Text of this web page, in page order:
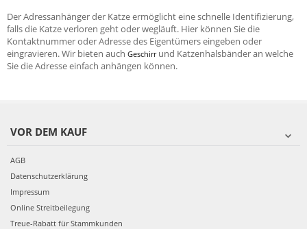
Der Adressanhänger der Katze ermöglicht eine schnelle Identifizierung,
falls die Katze verloren geht oder wegläuft. Hier können Sie die
Kontaktnummer oder Adresse des Eigentümers eingeben oder
eingravieren. Wir bieten auch Geschirrund Katzenhalsbänder an welche
Sie die Adresse einfach anhängen können.
VOR DEM KAUF
AGB
Datenschutzerklärung
Impressum
Online Streitbeilegung
Treue-Rabatt für Stammkunden